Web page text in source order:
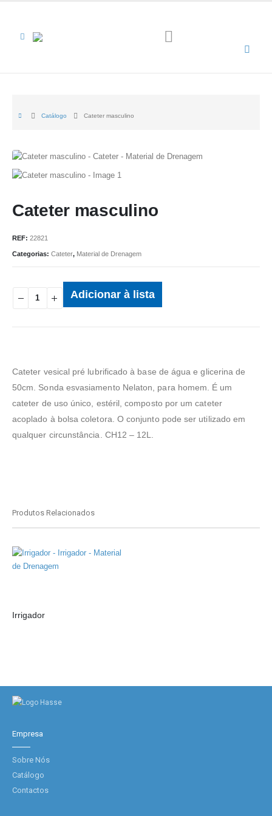
Catálogo Cateter masculino
Cateter masculino
REF: 22821
Categorias: Cateter, Material de Drenagem
Adicionar à lista
Cateter vesical pré lubrificado à base de água e glicerina de
50cm. Sonda esvasiamento Nelaton, para homem. É um
cateter de uso único, estéril, composto por um cateter
acoplado à bolsa coletora. O conjunto pode ser utilizado em
qualquer circunstância. CH12 – 12L.
Produtos Relacionados
Irrigador
Empresa
Sobre Nós
Catálogo
Contactos